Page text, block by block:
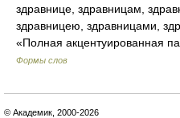
здравнице, здравницам,
здравницею, здравницами,
«Полная акцентуированная
Формы слов
© Академик, 2000-2026